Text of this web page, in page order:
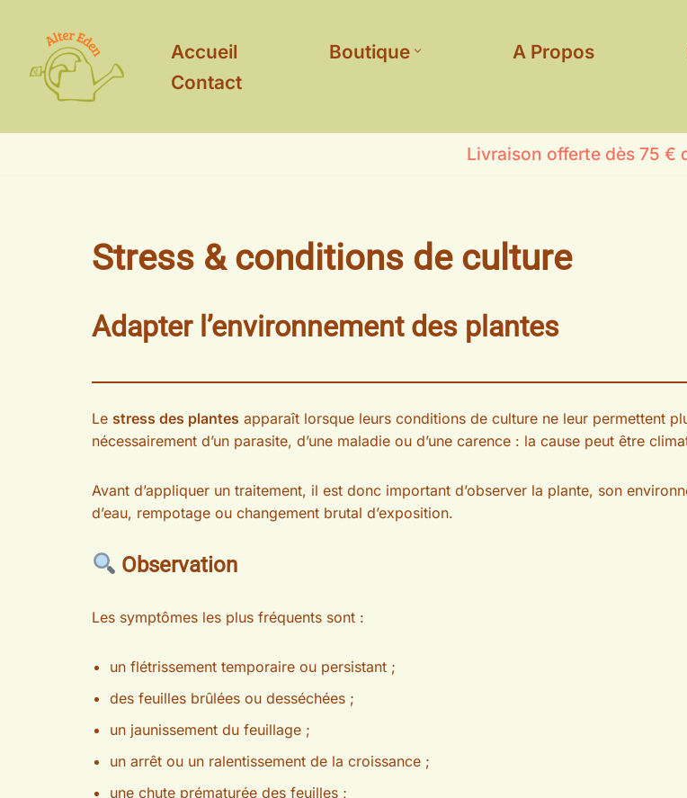
au
contenu
Accueil Boutique A Propos
Contact
Livraison offerte dès 75 €
Stress & conditions de culture
Adapter l’environnement des plantes
Le stress des plantes apparaît lorsque leurs conditions de culture ne leur permettent
nécessairement d’un parasite, d’une maladie ou d’une carence : la cause peut être
Avant d’appliquer un traitement, il est donc important d’observer la plante, son
d’eau, rempotage ou changement brutal d’exposition.
Observation
Les symptômes les plus fréquents sont :
un flétrissement temporaire ou persistant ;
des feuilles brûlées ou desséchées ;
un jaunissement du feuillage ;
un arrêt ou un ralentissement de la croissance ;
une chute prématurée des feuilles ;